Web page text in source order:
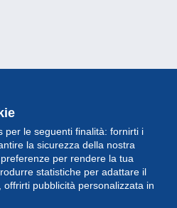
per le seguenti finalità: fornirti i
la sicurezza della nostra
per rendere la tua
statistiche per adattare il
pubblicità personalizzata in